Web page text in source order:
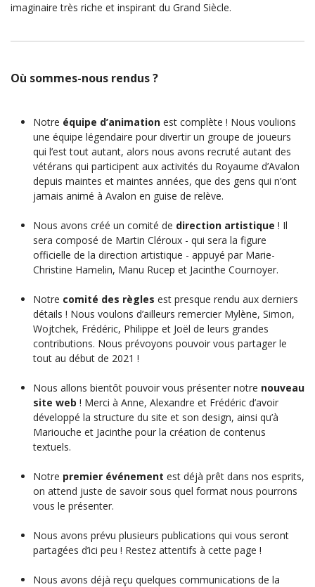
imaginaire très riche et inspirant du Grand Siècle.
Où sommes-nous rendus ?
Notre équipe d’animation est complète ! Nous voulions
une équipe légendaire pour divertir un groupe de joueurs
qui l’est tout autant, alors nous avons recruté autant des
vétérans qui participent aux activités du Royaume d’Avalon
depuis maintes et maintes années, que des gens qui n’ont
jamais animé à Avalon en guise de relève.
Nous avons créé un comité de direction artistique ! Il
sera composé de Martin Cléroux - qui sera la figure
officielle de la direction artistique - appuyé par Marie-
Christine Hamelin, Manu Rucep et Jacinthe Cournoyer.
Notre comité des règles est presque rendu aux derniers
détails ! Nous voulons d’ailleurs remercier Mylène, Simon,
Wojtchek, Frédéric, Philippe et Joël de leurs grandes
contributions. Nous prévoyons pouvoir vous partager le
tout au début de 2021 !
Nous allons bientôt pouvoir vous présenter notre nouveau
site web ! Merci à Anne, Alexandre et Frédéric d’avoir
développé la structure du site et son design, ainsi qu’à
Mariouche et Jacinthe pour la création de contenus
textuels.
Notre premier événement est déjà prêt dans nos esprits,
on attend juste de savoir sous quel format nous pourrons
vous le présenter.
Nous avons prévu plusieurs publications qui vous seront
partagées d’ici peu ! Restez attentifs à cette page !
Nous avons déjà reçu quelques communications de la